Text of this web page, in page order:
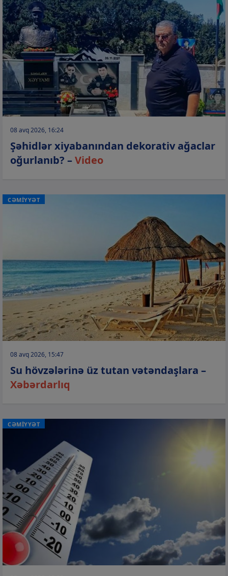
08 avq 2026, 16:24
Şəhidlər xiyabanından dekorativ ağaclar
oğurlanıb? –Video
CƏMİYYƏT
08 avq 2026, 15:47
Su hövzələrinə üz tutan vətəndaşlara –
Xəbərdarlıq
CƏMİYYƏT